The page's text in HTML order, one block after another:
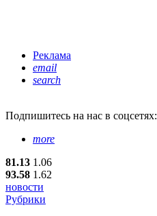
Реклама
email
search
Подпишитесь на нас в соцсетях:
more
81.13 1.06
93.58 1.62
новости
Рубрики